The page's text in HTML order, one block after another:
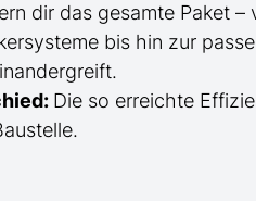
dir das gesamte Paket
bis hin zur
Die so erreichte